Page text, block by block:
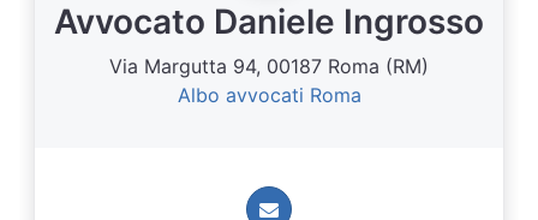
Avvocato Daniele Ingrosso
Via Margutta 94, 00187 Roma (RM)
Albo avvocati Roma